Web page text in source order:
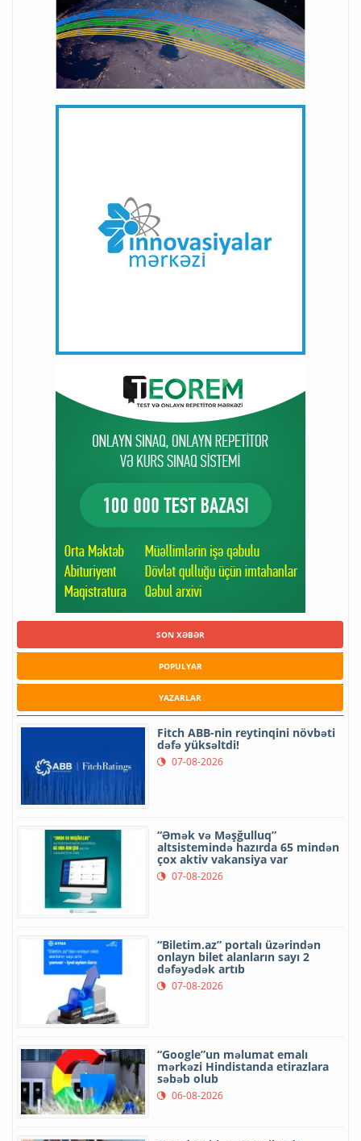
SON XƏBƏR
POPULYAR
YAZARLAR
Fitch ABB-nin reytinqini növbəti
dəfə yüksəltdi!
07-08-2026
“Əmək və Məşğulluq”
altsistemində hazırda 65 mindən
çox aktiv vakansiya var
07-08-2026
“Biletim.az” portalı üzərindən
onlayn bilet alanların sayı 2
dəfəyədək artıb
07-08-2026
“Google”un məlumat emalı
mərkəzi Hindistanda etirazlara
səbəb olub
06-08-2026